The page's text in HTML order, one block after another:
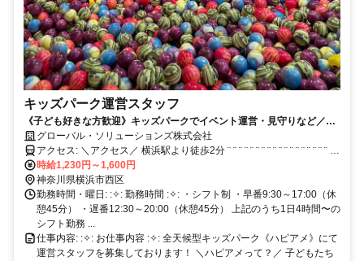
キッズパーク運営スタッフ
《子ども好きな方歓迎》キッズパークでイベント運営・見守りなど／週
2日〜シフト応相談
グローバル・ソリューションズ株式会社
アクセス: ＼アクセス／ 横浜駅より徒歩2分 ¨ ¨ ¨ ¨ ¨ ¨ ¨ ¨ ¨ ¨ ¨ ¨ ¨ ¨ ¨ ¨ ¨ ¨ ¨ ¨
¨時給1,230円～1,600円
神奈川県横浜市西区
勤務時間・曜日: :✧: 勤務時間 :✧: ・シフト制 ・早番9:30～17:00（休
憩45分） ・遅番12:30～20:00（休憩45分） 上記のうち1日4時間〜の
シフト勤務 ...
仕事内容: :✧: お仕事内容 :✧: 全天候型キッズパーク《ハピアメ》にて
運営スタッフを募集しております！ ＼ハピアメって？／ 子どもたち